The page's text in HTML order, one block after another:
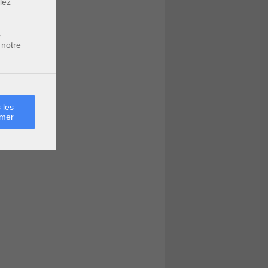
les